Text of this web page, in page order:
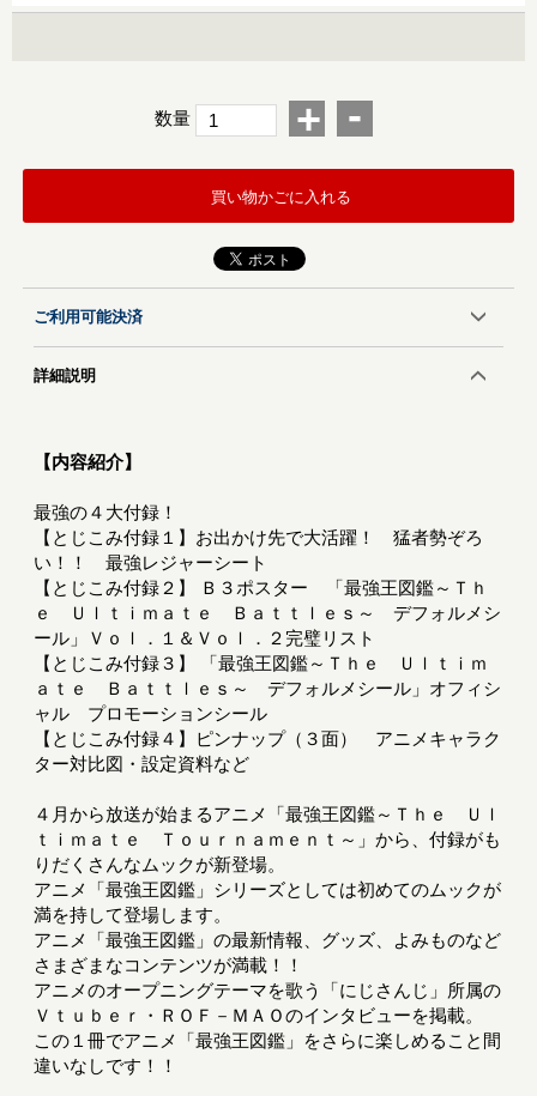
数量 + -
買い物かごに入れる
ご利用可能決済
詳細説明
【内容紹介】
最強の４大付録！
【とじこみ付録１】お出かけ先で大活躍！ 猛者勢ぞろ
い！！ 最強レジャーシート
【とじこみ付録２】 Ｂ３ポスター 「最強王図鑑～Ｔｈ
ｅ Ｕｌｔｉｍａｔｅ Ｂａｔｔｌｅｓ～ デフォルメシ
ール」Ｖｏｌ．１＆Ｖｏｌ．２完璧リスト
【とじこみ付録３】 「最強王図鑑～Ｔｈｅ Ｕｌｔｉｍ
ａｔｅ Ｂａｔｔｌｅｓ～ デフォルメシール」オフィシ
ャル プロモーションシール
【とじこみ付録４】ピンナップ（３面） アニメキャラク
ター対比図・設定資料など
４月から放送が始まるアニメ「最強王図鑑～Ｔｈｅ Ｕｌ
ｔｉｍａｔｅ Ｔｏｕｒｎａｍｅｎｔ～」から、付録がも
りだくさんなムックが新登場。
アニメ「最強王図鑑」シリーズとしては初めてのムックが
満を持して登場します。
アニメ「最強王図鑑」の最新情報、グッズ、よみものなど
さまざまなコンテンツが満載！！
アニメのオープニングテーマを歌う「にじさんじ」所属の
Ｖｔｕｂｅｒ・ＲＯＦ－ＭＡＯのインタビューを掲載。
この１冊でアニメ「最強王図鑑」をさらに楽しめること間
違いなしです！！